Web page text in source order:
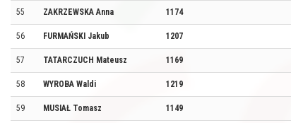
55 ZAKRZEWSKA Anna 1174
56 FURMAŃSKI Jakub 1207
57 TATARCZUCH Mateusz 1169
58 WYROBA Waldi 1219
59 MUSIAŁ Tomasz 1149